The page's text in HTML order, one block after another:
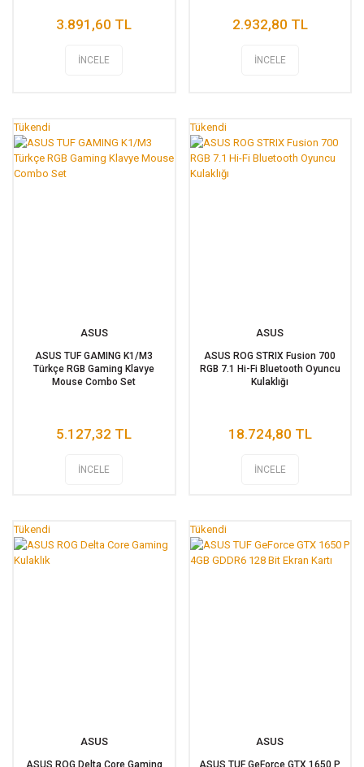
3.891,60 TL
İNCELE
2.932,80 TL
İNCELE
Tükendi
ASUS
ASUS TUF GAMING K1/M3
Türkçe RGB Gaming Klavye
Mouse Combo Set
5.127,32 TL
İNCELE
Tükendi
ASUS
ASUS ROG STRIX Fusion 700
RGB 7.1 Hi-Fi Bluetooth Oyuncu
Kulaklığı
18.724,80 TL
İNCELE
Tükendi
ASUS
ASUS ROG Delta Core Gaming
Tükendi
ASUS
ASUS TUF GeForce GTX 1650 P